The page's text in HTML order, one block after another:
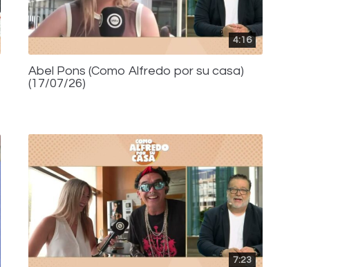
4:16
Abel Pons (Como Alfredo por su casa)
(17/07/26)
7:23